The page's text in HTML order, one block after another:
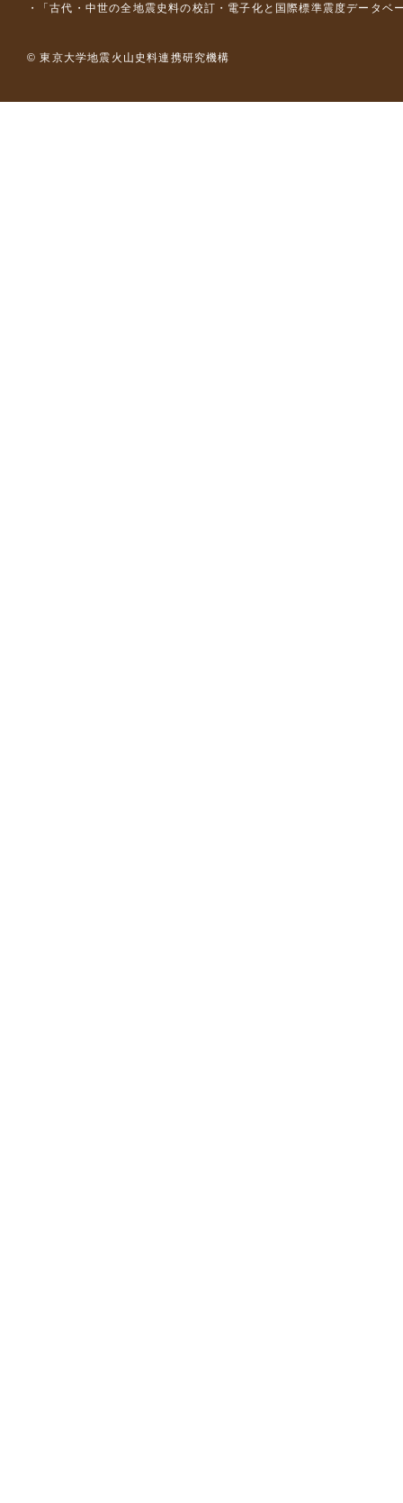
「古代・中世の全地震史料の校訂・電子化と国際標準震度データ
© 東京大学地震火山史料連携研究機構